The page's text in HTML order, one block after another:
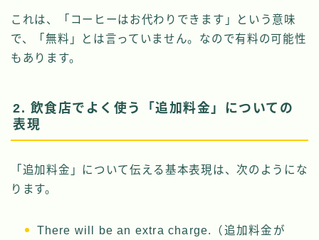
これは、「コーヒーはお代わりできます」という意味
で、「無料」とは言っていません。なので有料の可能性
もあります。
2. 飲食店でよく使う「追加料金」についての
表現
「追加料金」について伝える基本表現は、次のようにな
ります。
There will be an extra charge.（追加料金が